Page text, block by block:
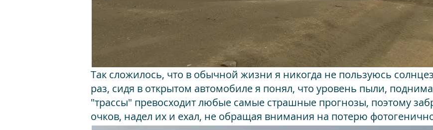
Так сложилось, что в обычной жизни я никогда не пользуюсь
раз, сидя в открытом автомобиле я понял, что уровень пыли,
"трассы" превосходит любые самые страшные прогнозы, поэтому
очков, надел их и ехал, не обращая внимания на потерю